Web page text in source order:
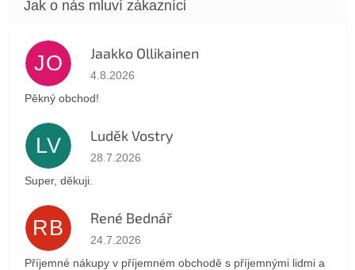
JO Jaakko Ollikainen
Hodnocení obchodu je 5 z 5 hvězdiček.
4.8.2026
Pěkný obchod!
LV Luděk Vostry
Hodnocení obchodu je 5 z 5 hvězdiček.
28.7.2026
Super, děkuji.
RB René Bednář
Hodnocení obchodu je 5 z 5 hvězdiček.
24.7.2026
Příjemné nákupy v příjemném obchodě s příjemnými lidmi a